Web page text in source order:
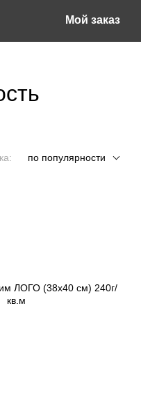
Мой заказ
по популярности